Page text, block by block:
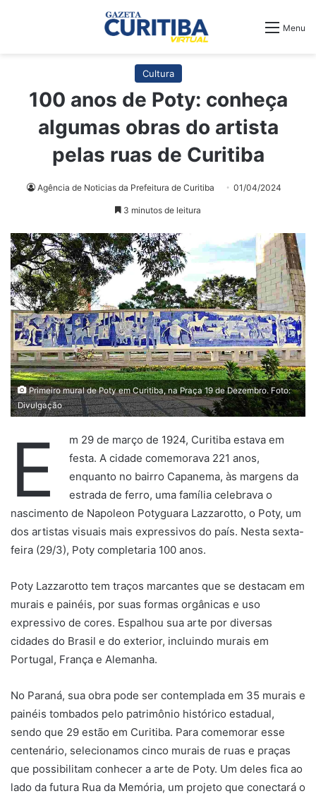
Menu
Cultura
100 anos de Poty: conheça
algumas obras do artista
pelas ruas de Curitiba
Agência de Noticias da Prefeitura de Curitiba 01/04/2024
3 minutos de leitura
Primeiro mural de Poty em Curitiba, na Praça 19 de Dezembro. Foto:
Divulgação
E
m 29 de março de 1924, Curitiba estava em
festa. A cidade comemorava 221 anos,
enquanto no bairro Capanema, às margens da
estrada de ferro, uma família celebrava o
nascimento de Napoleon Potyguara Lazzarotto, o Poty, um
dos artistas visuais mais expressivos do país. Nesta sexta-
feira (29/3), Poty completaria 100 anos.
Poty Lazzarotto tem traços marcantes que se destacam em
murais e painéis, por suas formas orgânicas e uso
expressivo de cores. Espalhou sua arte por diversas
cidades do Brasil e do exterior, incluindo murais em
Portugal, França e Alemanha.
No Paraná, sua obra pode ser contemplada em 35 murais e
painéis tombados pelo patrimônio histórico estadual,
sendo que 29 estão em Curitiba. Para comemorar esse
centenário, selecionamos cinco murais de ruas e praças
que possibilitam conhecer a arte de Poty. Um deles fica ao
lado da futura Rua da Memória, um projeto que conectará o